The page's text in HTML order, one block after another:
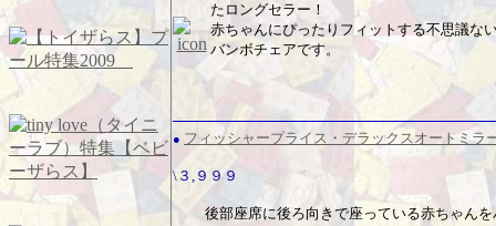
たロングセラー！
赤ちゃんにぴったりフィットする不思議な
バンボチェアです。
● フィッシャープライス・デラックスオートミラ
\３,９９９
後部座席に後ろ向きで座っている赤ちゃんを